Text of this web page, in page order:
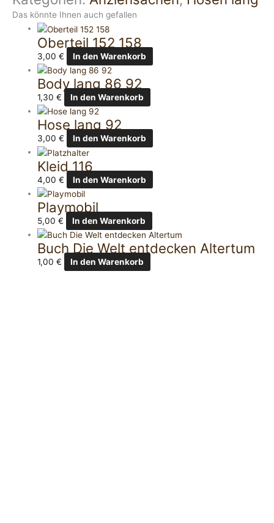
Das könnte Ihnen auch gefallen
Oberteil 152 158
3,00€ In den Warenkorb
Body lang 86 92
1,30€ In den Warenkorb
Hose lang 92
3,00€ In den Warenkorb
Kleid 116
4,00€ In den Warenkorb
Playmobil
5,00€ In den Warenkorb
Buch Die Welt entdecken Altertum
1,00€ In den Warenkorb